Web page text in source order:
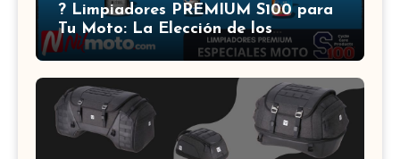
?️ Limpiadores PREMIUM S100 para
Tu Moto: La Elección de los
Expertos ?